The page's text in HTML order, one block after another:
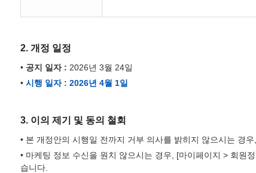
2. 개정 일정
• 공지 일자 : 2026년 3월 24일
• 시행 일자 : 2026년 4월 1일
3. 이의 제기 및 동의 철회
• 본 개정안의 시행일 전까지 거부 의사를 밝히지 않으시는 경
• 마케팅 정보 수신을 원치 않으시는 경우, [마이페이지 > 회원
습니다.